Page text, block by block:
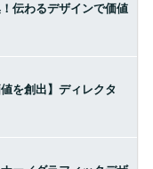
伝わるデザインで価値
を創出】ディレクタ